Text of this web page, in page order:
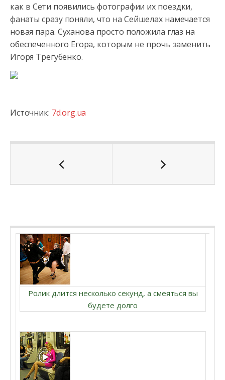
как в Сети появились фотографии их поездки,
фанаты сразу поняли, что на Сейшелах намечается
новая пара. Суханова просто положила глаз на
обеспеченного Егора, которым не прочь заменить
Игоря Трегубенко.
Источник: 7d.org.ua
Ролик длится несколько секунд, а смеяться вы
будете долго